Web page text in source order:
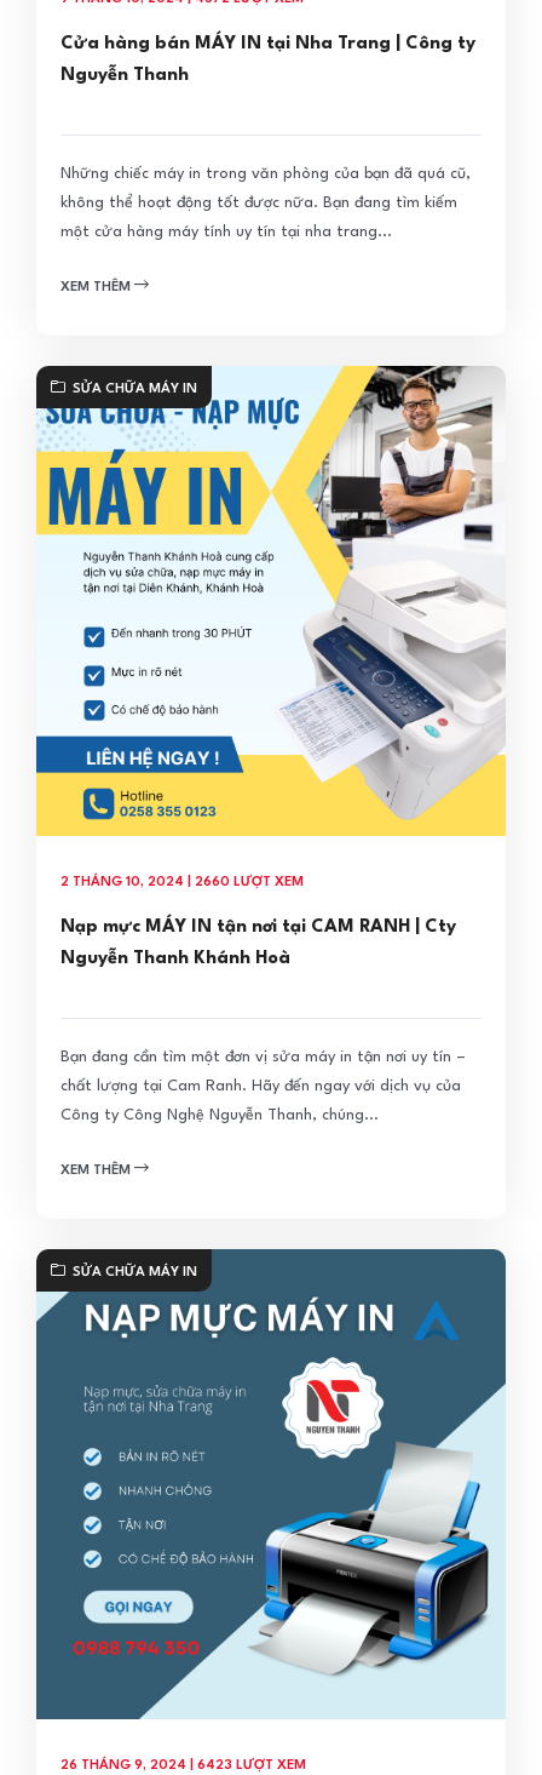
Cửa hàng bán MÁY IN tại Nha Trang | Công ty
Nguyễn Thanh
Những chiếc máy in trong văn phòng của bạn đã quá cũ,
không thể hoạt động tốt được nữa. Bạn đang tìm kiếm
một cửa hàng máy tính uy tín tại nha trang...
XEM THÊM
SỬA CHỮA MÁY IN
2 THÁNG 10, 2024 | 2660 LƯỢT XEM
Nạp mực MÁY IN tận nơi tại CAM RANH | Cty
Nguyễn Thanh Khánh Hoà
Bạn đang cần tìm một đơn vị sửa máy in tận nơi uy tín –
chất lượng tại Cam Ranh. Hãy đến ngay với dịch vụ của
Công ty Công Nghệ Nguyễn Thanh, chúng...
XEM THÊM
SỬA CHỮA MÁY IN
26 THÁNG 9, 2024 | 6423 LƯỢT XEM